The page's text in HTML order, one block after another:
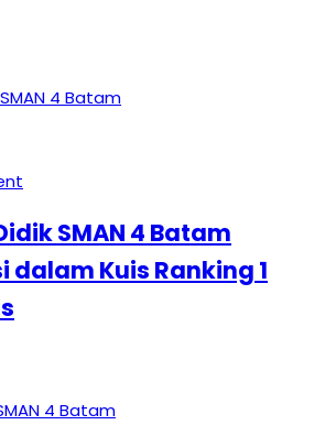
SMAN 4 Batam
SMAN 4 Batam
dalam Kuis Ranking 1
4 Batam